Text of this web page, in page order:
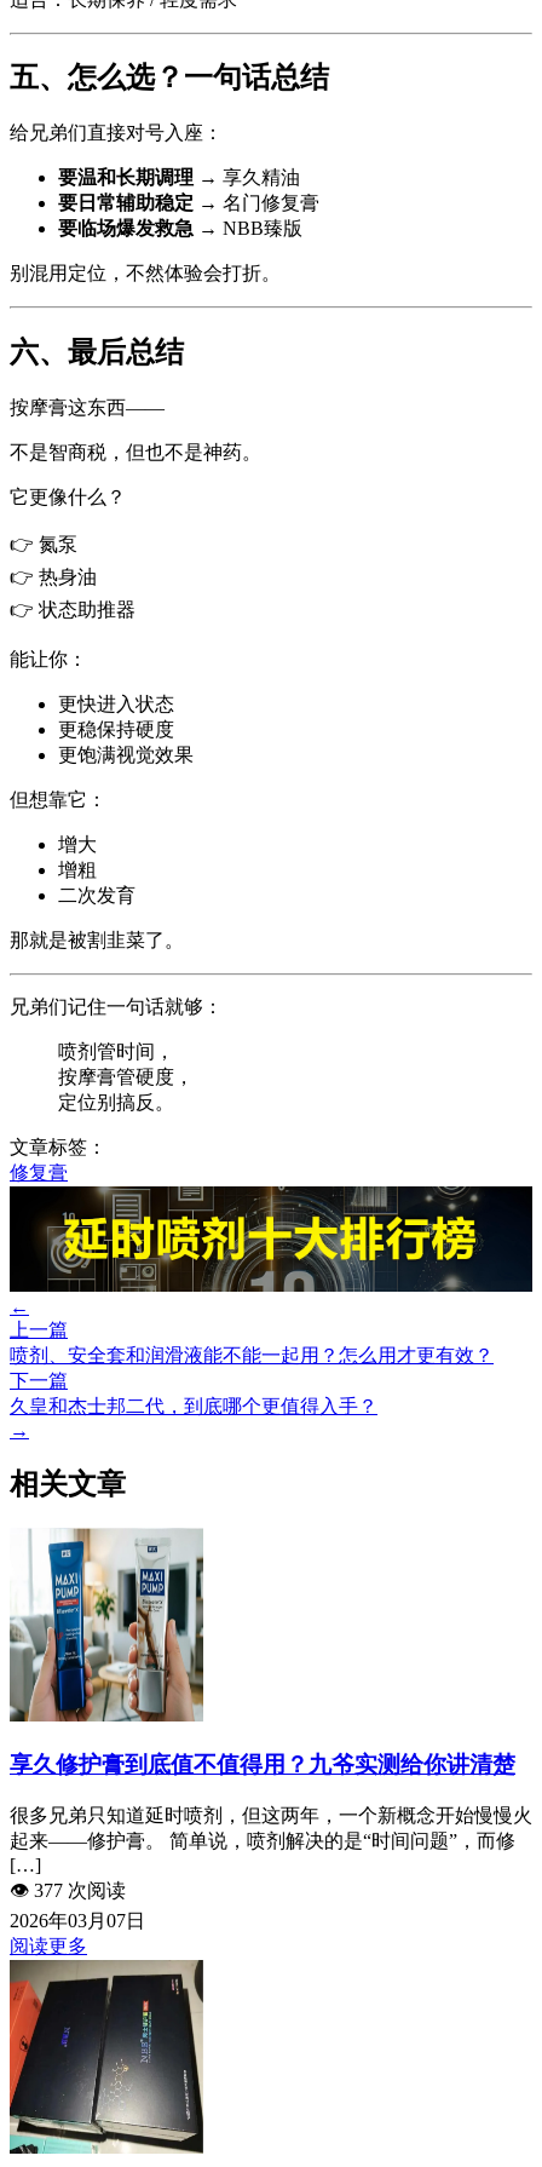
五、怎么选？一句话总结
给兄弟们直接对号入座：
要温和长期调理 → 享久精油
要日常辅助稳定 → 名门修复膏
要临场爆发救急 → NBB臻版
别混用定位，不然体验会打折。
六、最后总结
按摩膏这东西——
不是智商税，但也不是神药。
它更像什么？
👉 氮泵
👉 热身油
👉 状态助推器
能让你：
更快进入状态
更稳保持硬度
更饱满视觉效果
但想靠它：
增大
增粗
二次发育
那就是被割韭菜了。
兄弟们记住一句话就够：
喷剂管时间，
按摩膏管硬度，
定位别搞反。
文章标签：
修复膏
←
上一篇
喷剂、安全套和润滑液能不能一起用？怎么用才更有效？
下一篇
久皇和杰士邦二代，到底哪个更值得入手？
→
相关文章
享久修护膏到底值不值得用？九爷实测给你讲清楚
很多兄弟只知道延时喷剂，但这两年，一个新概念开始慢慢火
起来——修护膏。 简单说，喷剂解决的是“时间问题”，而修
[…]
👁️ 377 次阅读
2026年03月07日
阅读更多